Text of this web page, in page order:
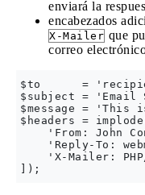
enviará la
encabezados
X-Mailer que
correo
$to      = '
$subject =
$message = 'This
$headers =
'From: John
    'Reply-To:
'X-Mailer: